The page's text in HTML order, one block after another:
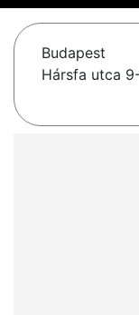
Budapest
Hársfa utca